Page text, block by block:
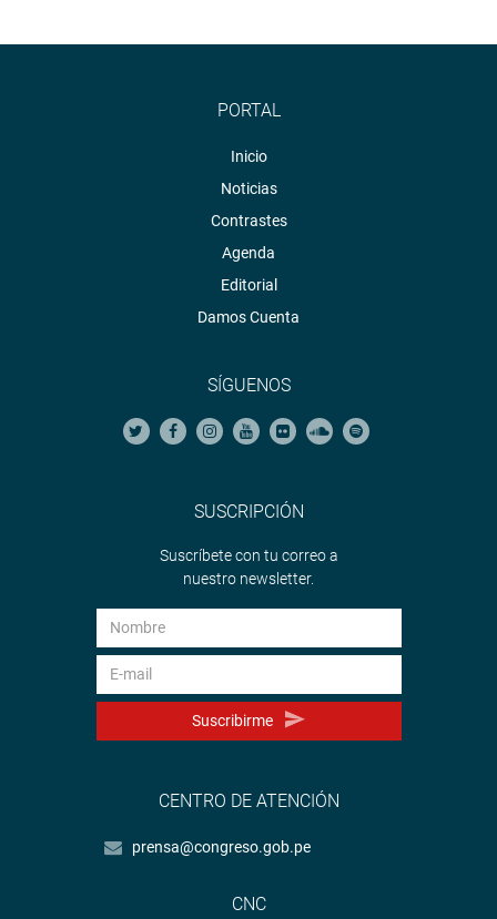
PORTAL
Inicio
Noticias
Contrastes
Agenda
Editorial
Damos Cuenta
SÍGUENOS
SUSCRIPCIÓN
Suscríbete con tu correo a
nuestro newsletter.
Suscribirme
CENTRO DE ATENCIÓN
prensa@congreso.gob.pe
CNC